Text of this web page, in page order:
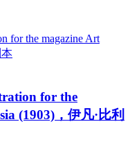
for the
(1903)，伊凡·比利